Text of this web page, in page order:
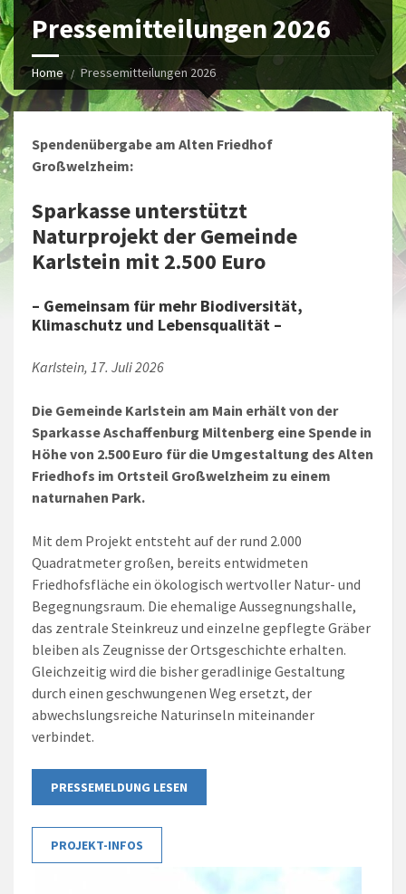
Pressemitteilungen 2026
Home Pressemitteilungen 2026
Spendenübergabe am Alten Friedhof
Großwelzheim:
Sparkasse unterstützt
Naturprojekt der Gemeinde
Karlstein mit 2.500 Euro
– Gemeinsam für mehr Biodiversität,
Klimaschutz und Lebensqualität –
Karlstein, 17. Juli 2026
Die Gemeinde Karlstein am Main erhält von der
Sparkasse Aschaffenburg Miltenberg eine Spende in
Höhe von 2.500 Euro für die Umgestaltung des Alten
Friedhofs im Ortsteil Großwelzheim zu einem
naturnahen Park.
Mit dem Projekt entsteht auf der rund 2.000
Quadratmeter großen, bereits entwidmeten
Friedhofsfläche ein ökologisch wertvoller Natur- und
Begegnungsraum. Die ehemalige Aussegnungshalle,
das zentrale Steinkreuz und einzelne gepflegte Gräber
bleiben als Zeugnisse der Ortsgeschichte erhalten.
Gleichzeitig wird die bisher geradlinige Gestaltung
durch einen geschwungenen Weg ersetzt, der
abwechslungsreiche Naturinseln miteinander
verbindet.
PRESSEMELDUNG LESEN
PROJEKT-INFOS